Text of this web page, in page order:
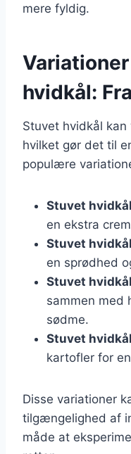
mere fyldig.
hvidkål:
Stuvet hvidkål kan
hvilket gør det til
populære
Stuvet
en ekstra
Stuvet
en sprødhed
Stuvet
sammen med
sødme.
Stuvet
kartofler for
Disse variationer
tilgængelighed af
måde at